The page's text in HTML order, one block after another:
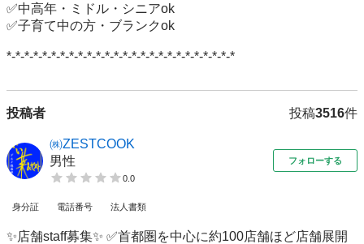
✅中高年・ミドル・シニアok
✅子育て中の方・ブランクok
*-*-*-*-*-*-*-*-*-*-*-*-*-*-*-*-*-*-*-*-*-*-*-*-*-*
投稿者 投稿3516件
㈱ZESTCOOK
男性
0.0
フォローする
身分証 電話番号 法人書類
✨店舗staff募集✨ ✅首都圏を中心に約100店舗ほど店舗展開